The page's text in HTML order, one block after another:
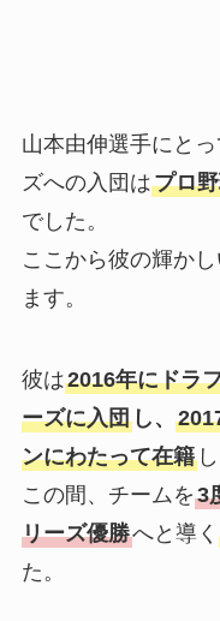
山本由伸選手にと
ズへの入団はプロ
でした。
ここから彼の輝か
ます。
彼は2016年にドラ
ーズに入団し、
ンにわたって在籍
この間、チームを3
リーズ優勝へと導く
た。